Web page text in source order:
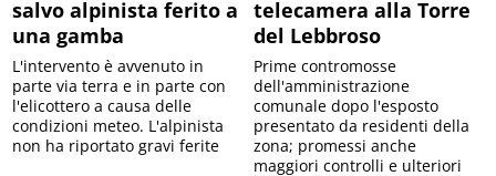
salvo alpinista ferito a
una gamba
L'intervento è avvenuto in
parte via terra e in parte con
l'elicottero a causa delle
condizioni meteo. L'alpinista
non ha riportato gravi ferite
telecamera alla Torre
del Lebbroso
Prime contromosse
dell'amministrazione
comunale dopo l'esposto
presentato da residenti della
zona; promessi anche
maggiori controlli e ulteriori